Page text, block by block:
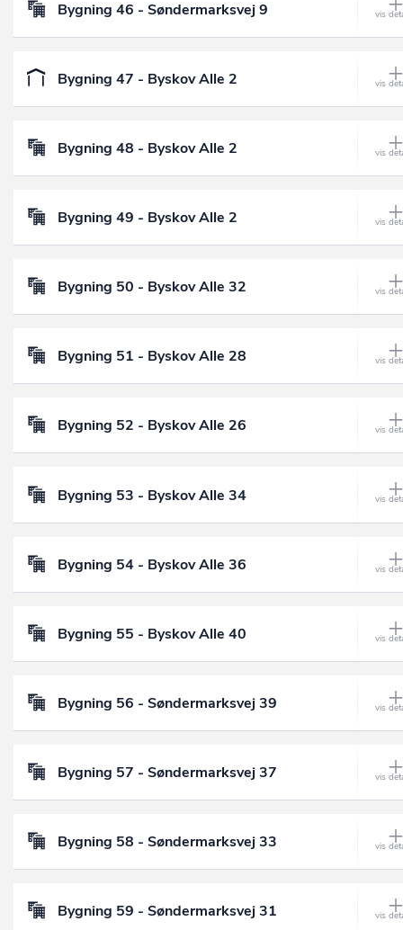
Bygning 46 - Søndermarksvej 9
Bygning 47 - Byskov Alle 2
Bygning 48 - Byskov Alle 2
Bygning 49 - Byskov Alle 2
Bygning 50 - Byskov Alle 32
Bygning 51 - Byskov Alle 28
Bygning 52 - Byskov Alle 26
Bygning 53 - Byskov Alle 34
Bygning 54 - Byskov Alle 36
Bygning 55 - Byskov Alle 40
Bygning 56 - Søndermarksvej 39
Bygning 57 - Søndermarksvej 37
Bygning 58 - Søndermarksvej 33
Bygning 59 - Søndermarksvej 31